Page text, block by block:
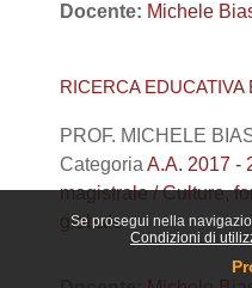
Se prosegui nella
Condizioni di
Docente: Michele
RICERCA EDUCATIVA
PROF. MICHELE
Categoria A.A. 2017 -
magistrale / Culture,
globale